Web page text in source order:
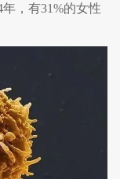
，有31%的女性